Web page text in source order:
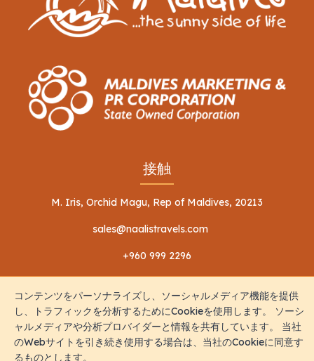
接触
M. Iris, Orchid Magu, Rep of Maldives, 20213
sales@naalistravels.com
+960 999 2296
利用規約 個人情報保護方針
コンテンツをパーソナライズし、ソーシャルメディア機能を提供
し、トラフィックを分析するためにCookieを使用します。 ソーシ
ャルメディアや分析プロバイダーと情報を共有しています。 当社
のWebサイトを引き続き使用する場合は、当社のCookieに同意す
るものとします。